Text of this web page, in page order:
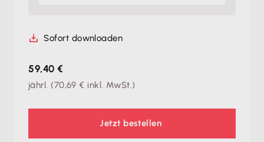
Sofort downloaden
59,40 €
jährl. (70,69 € inkl. MwSt.)
Jetzt bestellen